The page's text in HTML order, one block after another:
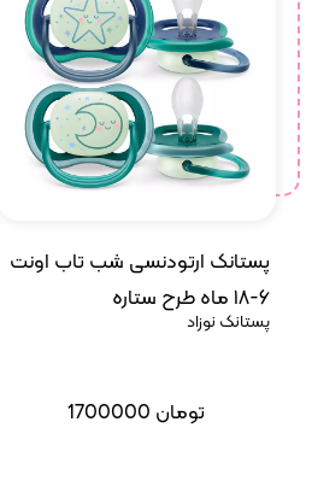
پستانک ارتودنسی شب تاب اونت
۶-۱۸ ماه طرح ستاره
پستانک نوزاد
1700000 تومان